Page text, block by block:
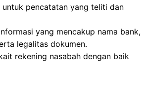
pencatatan yang teliti dan
yang mencakup nama bank,
legalitas dokumen.
rekening nasabah dengan baik